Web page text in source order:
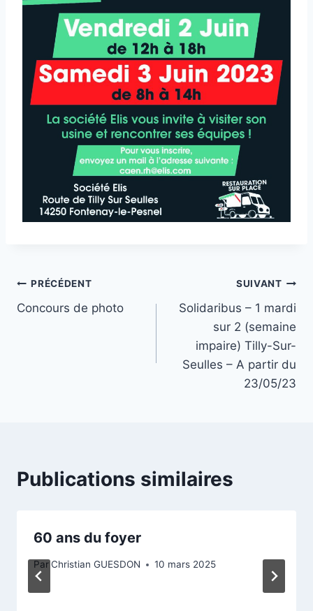
Navigation
de
PRÉCÉDENT
Concours de photo
SUIVANT
Solidaribus – 1 mardi
sur 2 (semaine
impaire) Tilly-Sur-
Seulles – A partir du
23/05/23
Publications similaires
60 ans du foyer
ParChristian GUESDON 10 mars 2025